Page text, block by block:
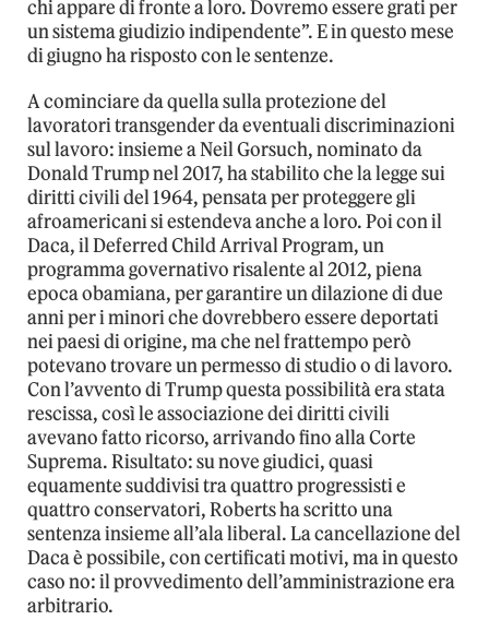
chi appare di fronte a loro. Dovremo essere grati per
un sistema giudizio indipendente”. E in questo mese
di giugno ha risposto con le sentenze.
A cominciare da quella sulla protezione del
lavoratori transgender da eventuali discriminazioni
sul lavoro: insieme a Neil Gorsuch, nominato da
Donald Trump nel 2017, ha stabilito che la legge sui
diritti civili del 1964, pensata per proteggere gli
afroamericani si estendeva anche a loro. Poi con il
Daca, il Deferred Child Arrival Program, un
programma governativo risalente al 2012, piena
epoca obamiana, per garantire un dilazione di due
anni per i minori che dovrebbero essere deportati
nei paesi di origine, ma che nel frattempo però
potevano trovare un permesso di studio o di lavoro.
Con l’avvento di Trump questa possibilità era stata
rescissa, così le associazione dei diritti civili
avevano fatto ricorso, arrivando fino alla Corte
Suprema. Risultato: su nove giudici, quasi
equamente suddivisi tra quattro progressisti e
quattro conservatori, Roberts ha scritto una
sentenza insieme all’ala liberal. La cancellazione del
Daca è possibile, con certificati motivi, ma in questo
caso no: il provvedimento dell’amministrazione era
arbitrario.